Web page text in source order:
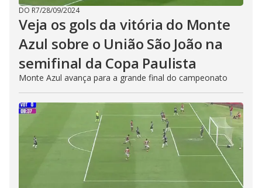
DO R7/28/09/2024
Veja os gols da vitória do Monte
Azul sobre o União São João na
semifinal da Copa Paulista
Monte Azul avança para a grande final do campeonato